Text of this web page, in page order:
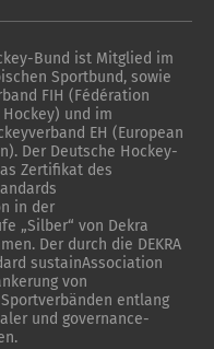
Bund ist Mitglied im
Sportbund, sowie
FIH (Fédération
und im
EH (European
Der Deutsche Hockey-
Zertifikat des
in der
„Silber“ von Dekra
Der durch die DEKRA
sustainAssociation
von
entlang
und governance-